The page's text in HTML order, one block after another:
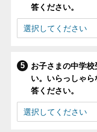
答ください。
お子さまの中学
い。いらっしゃ
答ください。